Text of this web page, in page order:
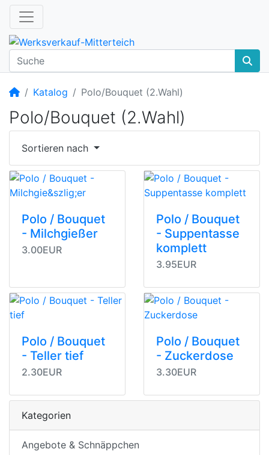
Startseite
Katalog Polo/Bouquet (2.Wahl)
Polo/Bouquet (2.Wahl)
Sortieren nach
Polo / Bouquet
- Milchgießer
3.00EUR
Polo / Bouquet
- Suppentasse
komplett
3.95EUR
Polo / Bouquet
- Teller tief
2.30EUR
Polo / Bouquet
- Zuckerdose
3.30EUR
Kategorien
Angebote & Schnäppchen